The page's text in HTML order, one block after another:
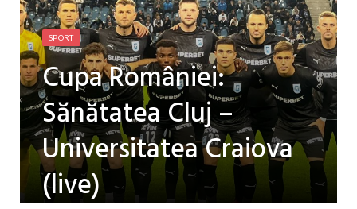
SPORT
Cupa României:
Sănătatea Cluj –
Universitatea Craiova
(live)